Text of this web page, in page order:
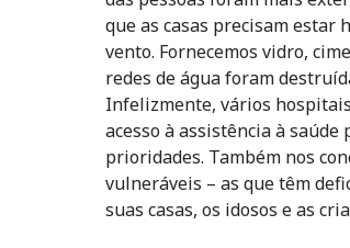
que as casas precisam estar
vento. Fornecemos vidro,
redes de água foram
Infelizmente, vários
acesso à assistência à
prioridades. Também nos
vulneráveis – as que têm
suas casas, os idosos e as